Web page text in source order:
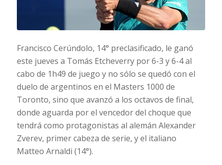
Francisco Cerúndolo, 14° preclasificado, le ganó
este jueves a Tomás Etcheverry por 6-3 y 6-4 al
cabo de 1h49 de juego y no sólo se quedó con el
duelo de argentinos en el Masters 1000 de
Toronto, sino que avanzó a los octavos de final,
donde aguarda por el vencedor del choque que
tendrá como protagonistas al alemán Alexander
Zverev, primer cabeza de serie, y el italiano
Matteo Arnaldi (14°).